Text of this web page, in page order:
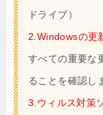
ドライブ）
2.Windowsの更
すべての重要な
ることを確認し
3.ウィルス対策